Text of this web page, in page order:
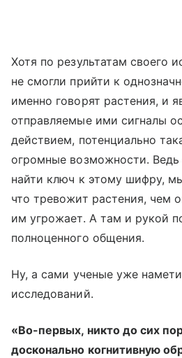
Хотя по результатам своего
не смогли прийти к
именно говорят растения, и
отправляемые ими сигналы
действием, потенциально
огромные возможности. Ведь
найти ключ к этому шифру,
что тревожит растения, чем
им угрожает. А там и рукой
полноценного общения.
Ну, а сами ученые уже
исследований.
«Во-первых, никто до сих
досконально когнитивную